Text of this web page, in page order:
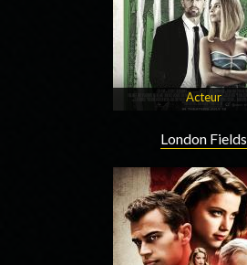
Acteur
London Fields